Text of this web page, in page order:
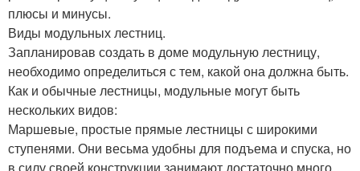
плюсы и минусы.
Виды модульных лестниц.
Запланировав создать в доме модульную лестницу,
необходимо определиться с тем, какой она должна быть.
Как и обычные лестницы, модульные могут быть
нескольких видов:
Маршевые, простые прямые лестницы с широкими
ступенями. Они весьма удобны для подъема и спуска, но